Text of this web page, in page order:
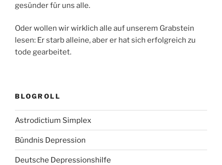
gesünder für uns alle.
Oder wollen wir wirklich alle auf unserem Grabstein
lesen: Er starb alleine, aber er hat sich erfolgreich zu
tode gearbeitet.
BLOGROLL
Astrodictium Simplex
Bündnis Depression
Deutsche Depressionshilfe